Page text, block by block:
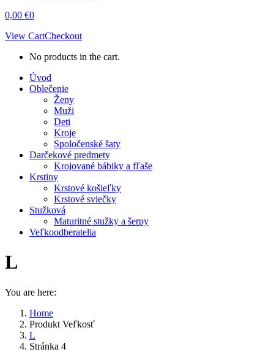
0,00 €0
View CartCheckout
No products in the cart.
Úvod
Oblečenie
Ženy
Muži
Deti
Kroje
Spoločenské šaty
Darčekové predmety
Krojované bábiky a fľaše
Krstiny
Krstové košieľky
Krstové sviečky
Stužková
Maturitné stužky a šerpy
Veľkoodberatelia
L
You are here:
Home
Produkt Veľkosť
L
Stránka 4